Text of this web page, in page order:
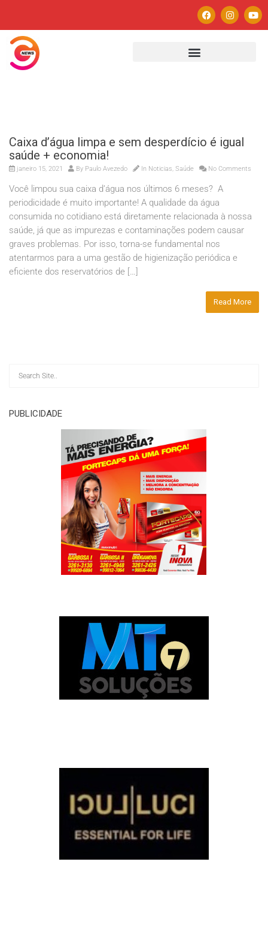
Caixa d’água limpa e sem desperdício é igual
saúde + economia!
janeiro 15, 2021 By Paulo Avezedo In Noticias, Saúde No Comments
Você limpou sua caixa d’água nos últimos 6 meses? A
periodicidade é muito importante! A qualidade da água
consumida no cotidiano está diretamente relacionada à nossa
saúde, já que as impurezas e contaminações podem causar
graves problemas. Por isso, torna-se fundamental nos
atentarmos para a uma gestão de higienização periódica e
eficiente dos reservatórios de […]
Read More
PUBLICIDADE